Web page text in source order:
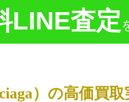
LINE査定
）の高価買取